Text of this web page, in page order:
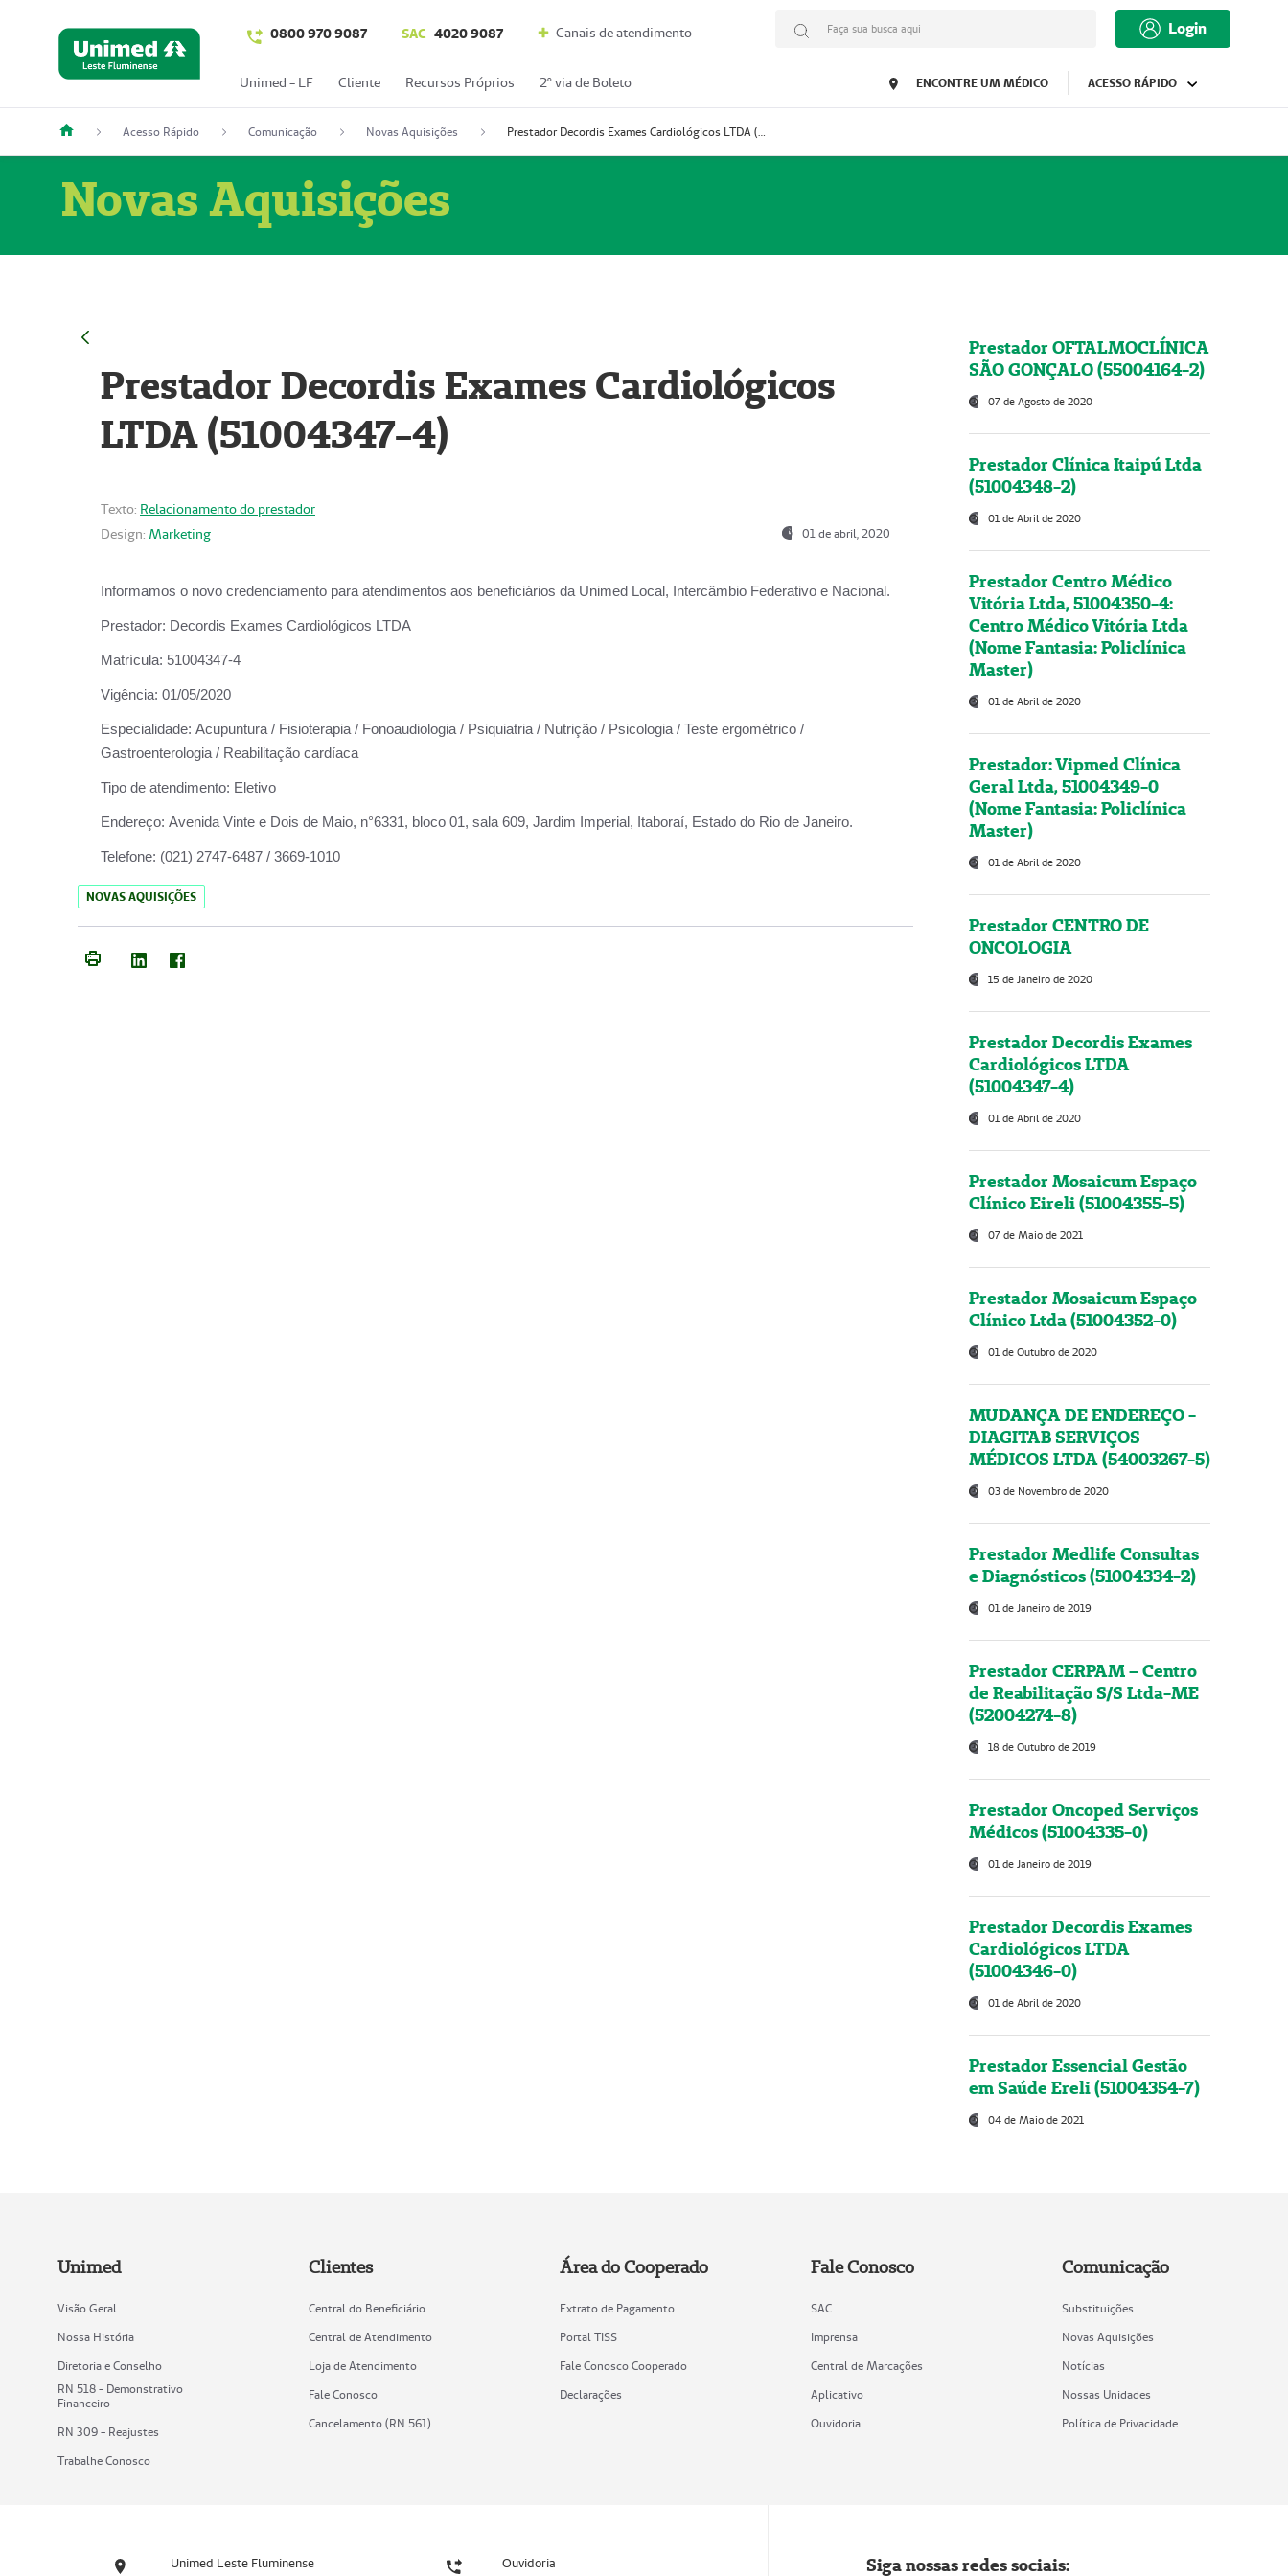
0800 970 9087 SAC 4020 9087 Canais de atendimento Faça sua busca aqui Login
Unimed - LF Cliente Recursos Próprios 2º via de Boleto ENCONTRE UM MÉDICO ACESSO RÁPIDO
Acesso Rápido Comunicação Novas Aquisições Prestador Decordis Exames Cardiológicos LTDA (51004347-4)
Novas Aquisições
Prestador Decordis Exames Cardiológicos
LTDA (51004347-4)
Texto: Relacionamento do prestador
Design: Marketing 01 de abril, 2020
Informamos o novo credenciamento para atendimentos aos beneficiários da Unimed Local, Intercâmbio Federativo e Nacional.
Prestador: Decordis Exames Cardiológicos LTDA
Matrícula: 51004347-4
Vigência: 01/05/2020
Especialidade: Acupuntura / Fisioterapia / Fonoaudiologia / Psiquiatria / Nutrição / Psicologia / Teste ergométrico /
Gastroenterologia / Reabilitação cardíaca
Tipo de atendimento: Eletivo
Endereço: Avenida Vinte e Dois de Maio, n°6331, bloco 01, sala 609, Jardim Imperial, Itaboraí, Estado do Rio de Janeiro.
Telefone: (021) 2747-6487 / 3669-1010
NOVAS AQUISIÇÕES
Prestador OFTALMOCLÍNICA
SÃO GONÇALO (55004164-2)
07 de Agosto de 2020
Prestador Clínica Itaipú Ltda
(51004348-2)
01 de Abril de 2020
Prestador Centro Médico
Vitória Ltda, 51004350-4:
Centro Médico Vitória Ltda
(Nome Fantasia: Policlínica
Master)
01 de Abril de 2020
Prestador: Vipmed Clínica
Geral Ltda, 51004349-0
(Nome Fantasia: Policlínica
Master)
01 de Abril de 2020
Prestador CENTRO DE
ONCOLOGIA
15 de Janeiro de 2020
Prestador Decordis Exames
Cardiológicos LTDA
(51004347-4)
01 de Abril de 2020
Prestador Mosaicum Espaço
Clínico Eireli (51004355-5)
07 de Maio de 2021
Prestador Mosaicum Espaço
Clínico Ltda (51004352-0)
01 de Outubro de 2020
MUDANÇA DE ENDEREÇO -
DIAGITAB SERVIÇOS
MÉDICOS LTDA (54003267-5)
03 de Novembro de 2020
Prestador Medlife Consultas
e Diagnósticos (51004334-2)
01 de Janeiro de 2019
Prestador CERPAM – Centro
de Reabilitação S/S Ltda-ME
(52004274-8)
18 de Outubro de 2019
Prestador Oncoped Serviços
Médicos (51004335-0)
01 de Janeiro de 2019
Prestador Decordis Exames
Cardiológicos LTDA
(51004346-0)
01 de Abril de 2020
Prestador Essencial Gestão
em Saúde Ereli (51004354-7)
04 de Maio de 2021
Unimed
Visão Geral
Nossa História
Diretoria e Conselho
RN 518 - Demonstrativo
Financeiro
RN 309 - Reajustes
Trabalhe Conosco
Clientes
Central do Beneficiário
Central de Atendimento
Loja de Atendimento
Fale Conosco
Cancelamento (RN 561)
Área do Cooperado
Extrato de Pagamento
Portal TISS
Fale Conosco Cooperado
Declarações
Fale Conosco
SAC
Imprensa
Central de Marcações
Aplicativo
Ouvidoria
Comunicação
Substituições
Novas Aquisições
Notícias
Nossas Unidades
Política de Privacidade
Unimed Leste Fluminense Ouvidoria Siga nossas redes sociais: